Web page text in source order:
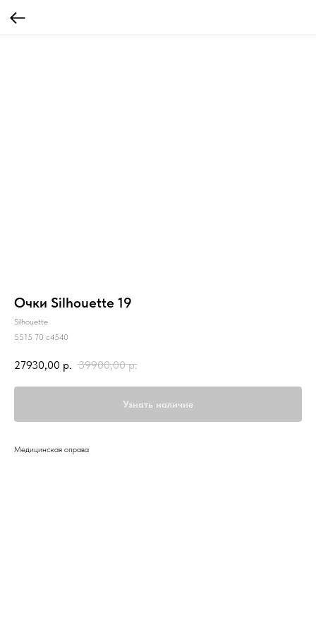
Очки Silhouette 19
Silhouette
5515 70 c4540
27930,00 р. 39900,00 р.
Узнать наличие
Медицинская оправа